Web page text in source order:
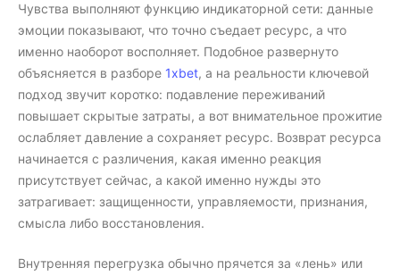
Чувства выполняют функцию индикаторной сети: данные
эмоции показывают, что точно съедает ресурс, а что
именно наоборот восполняет. Подобное развернуто
объясняется в разборе 1xbet, а на реальности ключевой
подход звучит коротко: подавление переживаний
повышает скрытые затраты, а вот внимательное прожитие
ослабляет давление а сохраняет ресурс. Возврат ресурса
начинается с различения, какая именно реакция
присутствует сейчас, а какой именно нужды это
затрагивает: защищенности, управляемости, признания,
смысла либо восстановления.
Внутренняя перегрузка обычно прячется за «лень» или